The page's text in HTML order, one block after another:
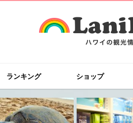
ランキング ショップ